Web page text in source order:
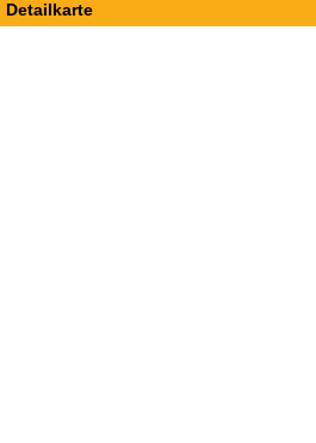
Detailkarte